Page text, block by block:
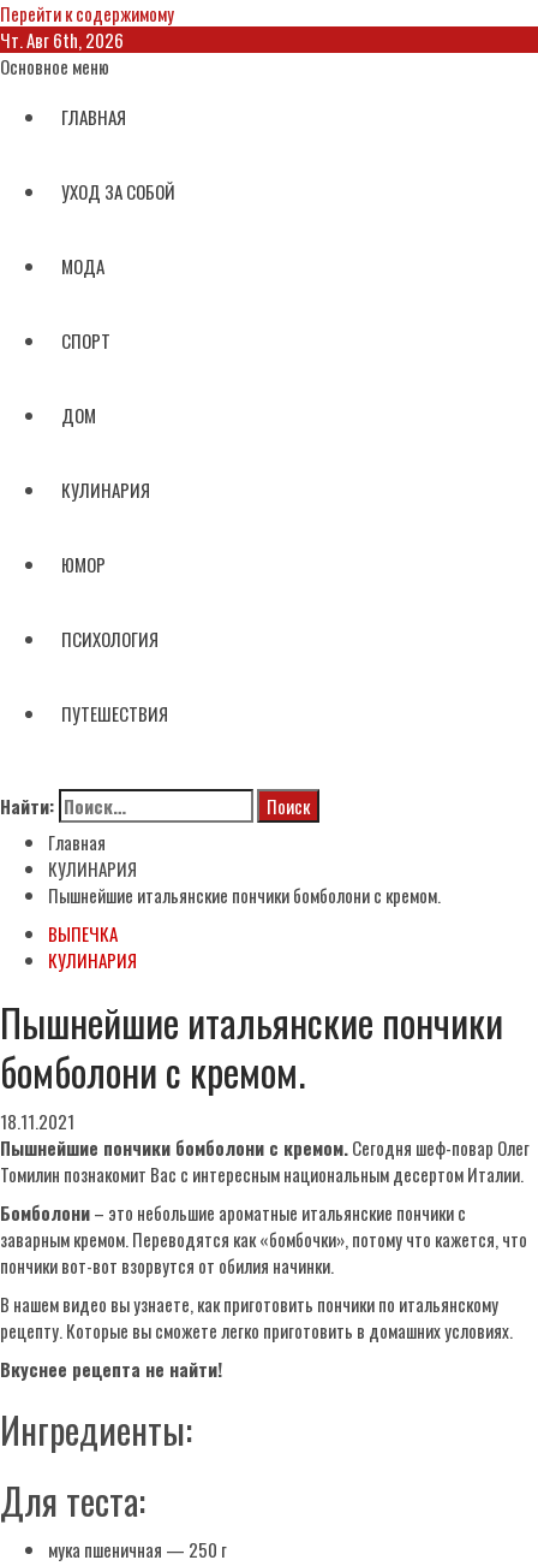
Перейти к содержимому
Чт. Авг 6th, 2026
Основное меню
ГЛАВНАЯ
УХОД ЗА СОБОЙ
МОДА
СПОРТ
ДОМ
КУЛИНАРИЯ
ЮМОР
ПСИХОЛОГИЯ
ПУТЕШЕСТВИЯ
Найти:
Главная
КУЛИНАРИЯ
Пышнейшие итальянские пончики бомболони с кремом.
ВЫПЕЧКА
КУЛИНАРИЯ
Пышнейшие итальянские пончики
бомболони с кремом.
18.11.2021
Пышнейшие пончики бомболони с кремом.Сегодня шеф-повар Олег
Томилин познакомит Вас с интересным национальным десертом Италии.
Бомболони– это небольшие ароматные итальянские пончики с
заварным кремом. Переводятся как «бомбочки», потому что кажется, что
пончики вот-вот взорвутся от обилия начинки.
В нашем видео вы узнаете, как приготовить пончики по итальянскому
рецепту. Которые вы сможете легко приготовить в домашних условиях.
Вкуснее рецепта не найти!
Ингредиенты:
Для теста:
мука пшеничная — 250 г